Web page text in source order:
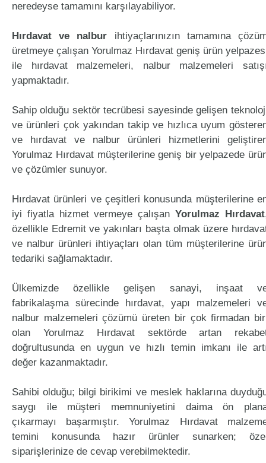
neredeyse tamamını karşılayabiliyor.
Hırdavat ve nalbur ihtiyaçlarınızın tamamına
üretmeye çalışan Yorulmaz Hırdavat geniş ürün
ile hırdavat malzemeleri, nalbur malzemeleri
yapmaktadır.
Sahip olduğu sektör tecrübesi sayesinde gelişen
ve ürünleri çok yakından takip ve hızlıca uyum
ve hırdavat ve nalbur ürünleri hizmetlerini
Yorulmaz Hırdavat müşterilerine geniş bir yelpazede
ve çözümler sunuyor.
Hırdavat ürünleri ve çeşitleri konusunda müşterilerine
iyi fiyatla hizmet vermeye çalışanYorulmaz Hırdavat
özellikle Edremit ve yakınları başta olmak üzere
ve nalbur ürünleri ihtiyaçları olan tüm müşterilerine
tedariki sağlamaktadır.
Ülkemizde özellikle gelişen sanayi, inşaat
fabrikalaşma sürecinde hırdavat, yapı malzemeleri
nalbur malzemeleri çözümü üreten bir çok firmadan
olan Yorulmaz Hırdavat sektörde artan
doğrultusunda en uygun ve hızlı temin imkanı ile
değer kazanmaktadır.
Sahibi olduğu; bilgi birikimi ve meslek haklarına
saygı ile müşteri memnuniyetini daima ön
çıkarmayı başarmıştır. Yorulmaz Hırdavat
temini konusunda hazır ürünler sunarken;
siparişlerinize de cevap verebilmektedir.